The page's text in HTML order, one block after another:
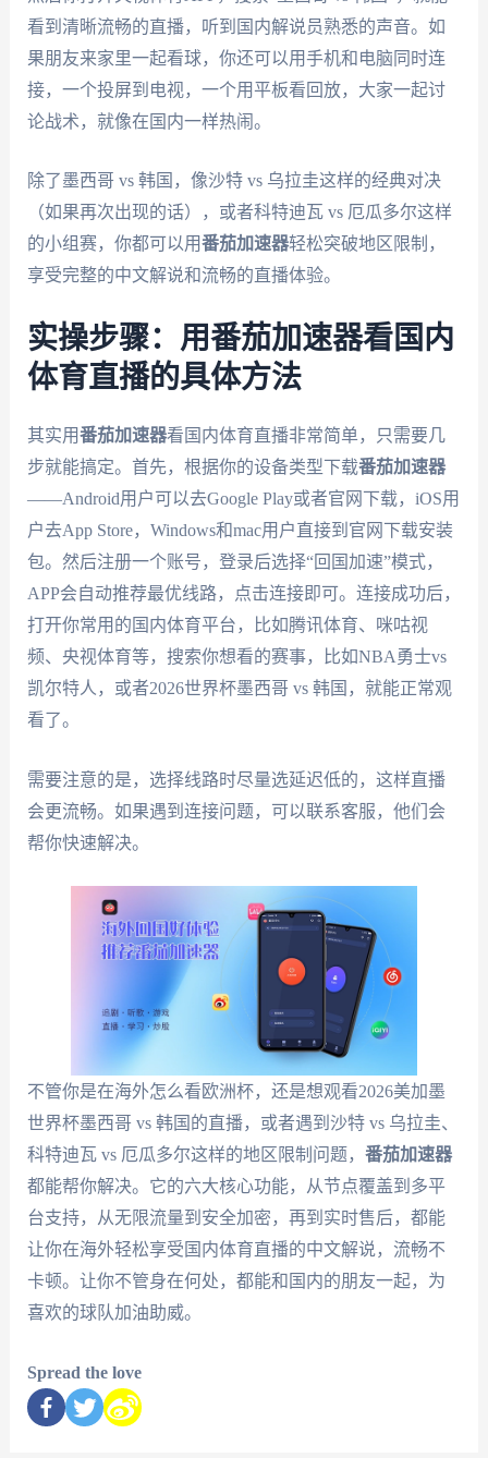
看到清晰流畅的直播，听到国内解说员熟悉的声音。如
果朋友来家里一起看球，你还可以用手机和电脑同时连
接，一个投屏到电视，一个用平板看回放，大家一起讨
论战术，就像在国内一样热闹。
除了墨西哥 vs 韩国，像沙特 vs 乌拉圭这样的经典对决
（如果再次出现的话），或者科特迪瓦 vs 厄瓜多尔这样
的小组赛，你都可以用番茄加速器轻松突破地区限制，
享受完整的中文解说和流畅的直播体验。
实操步骤：用番茄加速器看国内
体育直播的具体方法
其实用番茄加速器看国内体育直播非常简单，只需要几
步就能搞定。首先，根据你的设备类型下载番茄加速器
——Android用户可以去Google Play或者官网下载，iOS用
户去App Store，Windows和mac用户直接到官网下载安装
包。然后注册一个账号，登录后选择“回国加速”模式，
APP会自动推荐最优线路，点击连接即可。连接成功后，
打开你常用的国内体育平台，比如腾讯体育、咪咕视
频、央视体育等，搜索你想看的赛事，比如NBA勇士vs
凯尔特人，或者2026世界杯墨西哥 vs 韩国，就能正常观
看了。
需要注意的是，选择线路时尽量选延迟低的，这样直播
会更流畅。如果遇到连接问题，可以联系客服，他们会
帮你快速解决。
不管你是在海外怎么看欧洲杯，还是想观看2026美加墨
世界杯墨西哥 vs 韩国的直播，或者遇到沙特 vs 乌拉圭、
科特迪瓦 vs 厄瓜多尔这样的地区限制问题， 番茄加速器
都能帮你解决。它的六大核心功能，从节点覆盖到多平
台支持，从无限流量到安全加密，再到实时售后，都能
让你在海外轻松享受国内体育直播的中文解说，流畅不
卡顿。让你不管身在何处，都能和国内的朋友一起，为
喜欢的球队加油助威。
Spread the love